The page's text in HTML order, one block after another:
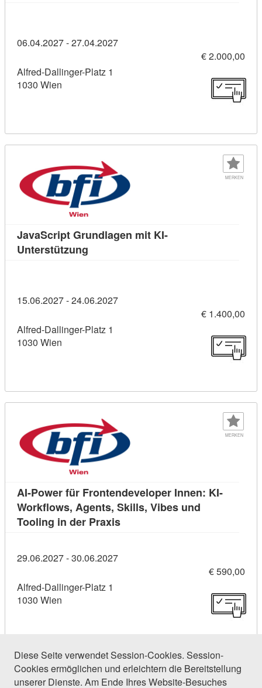
06.04.2027 - 27.04.2027
€ 2.000,00
Alfred-Dallinger-Platz 1
1030 Wien
MERKEN
JavaScript Grundlagen mit KI-
Unterstützung
15.06.2027 - 24.06.2027
€ 1.400,00
Alfred-Dallinger-Platz 1
1030 Wien
MERKEN
AI-Power für Frontendeveloper Innen: KI-
Workflows, Agents, Skills, Vibes und
Tooling in der PraxisKursdetail: AI-Power für
29.06.2027 - 30.06.2027
€ 590,00
Alfred-Dallinger-Platz 1
1030 Wien
15 Einträge gefunden (1 von 1)
Diese Seite verwendet Session-Cookies. Session-
Cookies ermöglichen und erleichtern die Bereitstellung
unserer Dienste. Am Ende Ihres Website-Besuches